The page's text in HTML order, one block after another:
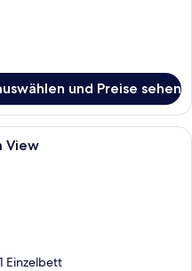
und Preise sehen
Ein Hotelzimmer mit einem großen
View
Einzelbett